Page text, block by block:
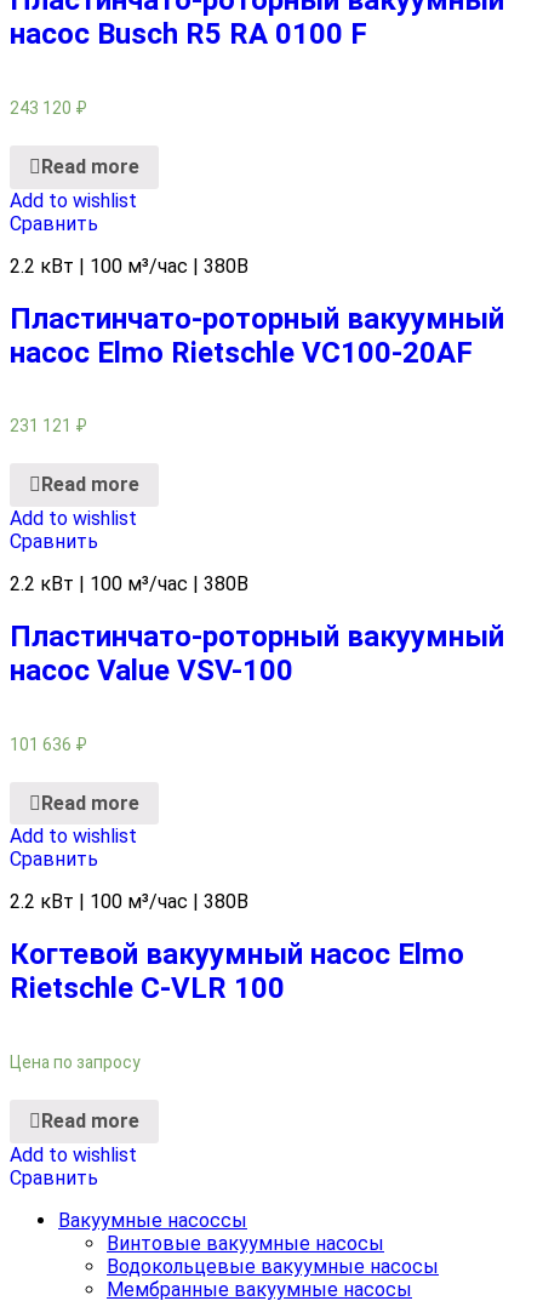
насос Busch R5 RA 0100 F
243 120 ₽
Read more
Add to wishlist
Сравнить
2.2 кВт | 100 м³/час | 380В
Пластинчато-роторный вакуумный
насос Elmo Rietschle VC100-20AF
231 121 ₽
Read more
Add to wishlist
Сравнить
2.2 кВт | 100 м³/час | 380В
Пластинчато-роторный вакуумный
насос Value VSV-100
101 636 ₽
Read more
Add to wishlist
Сравнить
2.2 кВт | 100 м³/час | 380В
Когтевой вакуумный насос Elmo
Rietschle C-VLR 100
Цена по запросу
Read more
Add to wishlist
Сравнить
Вакуумные насоссы
Винтовые вакуумные насосы
Водокольцевые вакуумные насосы
Мембранные вакуумные насосы